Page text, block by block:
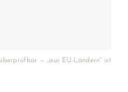
— „aus EU-Ländern“ ist